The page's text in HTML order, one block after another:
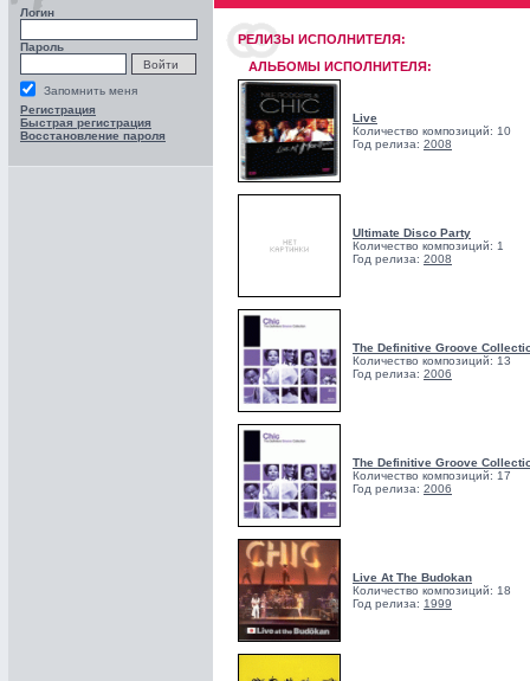
Логин
Пароль
Запомнить меня
Регистрация
Быстрая регистрация
Восстановление пароля
РЕЛИЗЫ ИCПОЛНИТЕЛЯ:
АЛЬБОМЫ ИСПОЛНИТЕЛЯ:
Live
Количество композиций: 10
Год релиза: 2008
Ultimate Disco Party
Количество композиций: 1
Год релиза: 2008
The Definitive Groove
Количество композиций: 13
Год релиза: 2006
The Definitive Groove
Количество композиций: 17
Год релиза: 2006
Live At The Budokan
Количество композиций: 18
Год релиза: 1999